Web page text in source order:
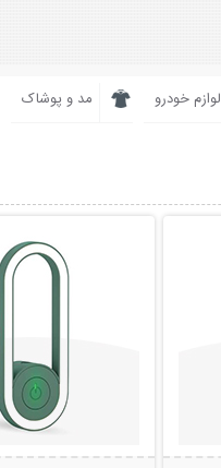
لوازم خودرو مد و پوشاک